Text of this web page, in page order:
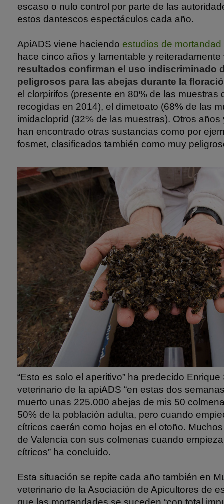
escaso o nulo control por parte de las
estos dantescos espectáculos cada año.
ApiADS viene haciendo estudios de mortandad
hace cinco años y lamentable y reiteradamente
resultados confirman el uso indiscriminado
peligrosos para las abejas durante la
el clorpirifos (presente en 80% de las muestras
recogidas en 2014), el dimetoato (68% de las
imidacloprid (32% de las muestras). Otros
han encontrado otras sustancias como por
fosmet, clasificados también como muy
“Esto es solo el aperitivo” ha predecido
veterinario de la apiADS “en estas dos
muerto unas 225.000 abejas de mis 50
50% de la población adulta, pero cuando
cítricos caerán como hojas en el otoño.
de Valencia con sus colmenas cuando
cítricos” ha concluido.
Esta situación se repite cada año también en
veterinario de la Asociación de Apicultores de